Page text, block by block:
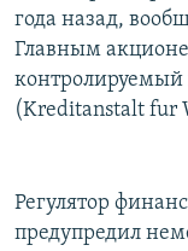
года назад,
Главным
контролируемый
(Kreditanstalt fur
Регулятор
предупредил